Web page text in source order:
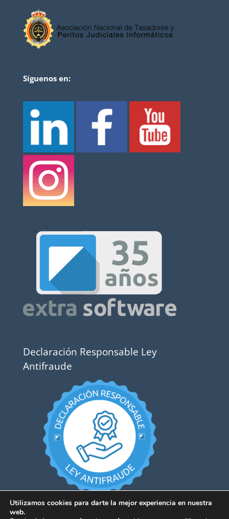
Síguenos en:
Declaración Responsable Ley
Antifraude
Utilizamos cookies para darte la mejor experiencia en nuestra
web.